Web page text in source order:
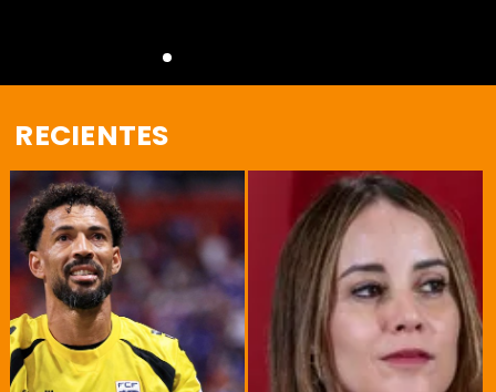
RECIENTES